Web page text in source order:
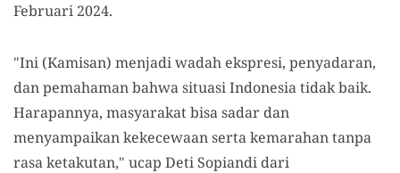
Februari 2024.
"Ini (Kamisan) menjadi wadah ekspresi, penyadaran,
dan pemahaman bahwa situasi Indonesia tidak baik.
Harapannya, masyarakat bisa sadar dan
menyampaikan kekecewaan serta kemarahan tanpa
rasa ketakutan," ucap Deti Sopiandi dari